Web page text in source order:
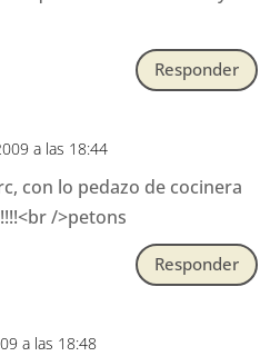
Responder
a las 18:44
con lo pedazo de cocinera
/>petons
Responder
a las 18:48